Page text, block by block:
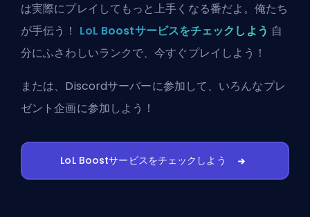
は実際にプレイしてもっと上手くなる番だよ。俺たち
が手伝う！ LoL Boostサービスをチェックしよう 自
分にふさわしいランクで、今すぐプレイしよう！
または、 Discordサーバーに参加して、いろんなプレ
ゼント企画に参加しよう！
LoL Boostサービスをチェックしよう